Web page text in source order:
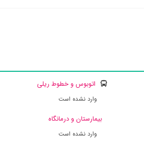
اتوبوس و خطوط ریلی
وارد نشده است
بیمارستان و درمانگاه
وارد نشده است